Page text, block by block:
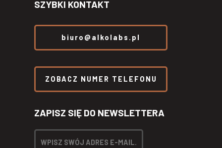
SZYBKI KONTAKT
biuro@alkolabs.pl
ZOBACZ NUMER TELEFONU
ZAPISZ SIĘ DO NEWSLETTERA